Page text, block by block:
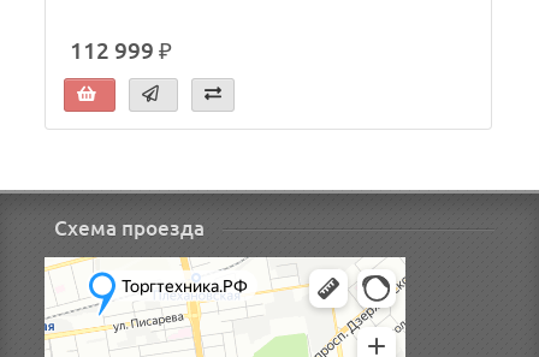
112 999 ₽
Схема проезда